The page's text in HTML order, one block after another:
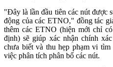
"Đây là lần đầu tiên các nút được
động của các ETNO," đồng tác
thêm các ETNO (hiện mới chỉ
định) sẽ giúp xác nhận chính
chưa biết và thu hẹp phạm vi
việc phân tích phân bố các nút.